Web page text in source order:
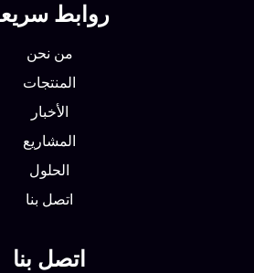
روابط سريعة
من نحن
المنتجات
الأخبار
المشاريع
الحلول
اتصل بنا
اتصل بنا